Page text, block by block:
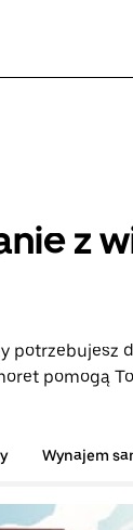
z
potrzebujesz
pomogą
Wynajem